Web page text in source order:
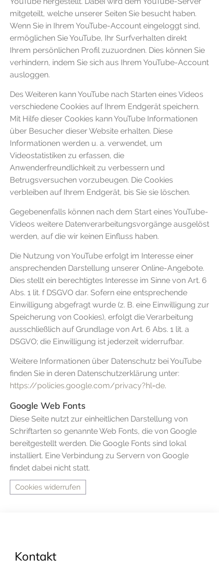
mitgeteilt, welche unserer Seiten Sie besucht haben.
Wenn Sie in Ihrem YouTube-Account eingeloggt sind,
ermöglichen Sie YouTube, Ihr Surfverhalten direkt
Ihrem persönlichen Profil zuzuordnen. Dies können Sie
verhindern, indem Sie sich aus Ihrem YouTube-Account
ausloggen.
Des Weiteren kann YouTube nach Starten eines Videos
verschiedene Cookies auf Ihrem Endgerät speichern.
Mit Hilfe dieser Cookies kann YouTube Informationen
über Besucher dieser Website erhalten. Diese
Informationen werden u. a. verwendet, um
Videostatistiken zu erfassen, die
Anwenderfreundlichkeit zu verbessern und
Betrugsversuchen vorzubeugen. Die Cookies
verbleiben auf Ihrem Endgerät, bis Sie sie löschen.
Gegebenenfalls können nach dem Start eines YouTube-
Videos weitere Datenverarbeitungsvorgänge ausgelöst
werden, auf die wir keinen Einfluss haben.
Die Nutzung von YouTube erfolgt im Interesse einer
ansprechenden Darstellung unserer Online-Angebote.
Dies stellt ein berechtigtes Interesse im Sinne von Art. 6
Abs. 1 lit. f DSGVO dar. Sofern eine entsprechende
Einwilligung abgefragt wurde (z. B. eine Einwilligung zur
Speicherung von Cookies), erfolgt die Verarbeitung
ausschließlich auf Grundlage von Art. 6 Abs. 1 lit. a
DSGVO; die Einwilligung ist jederzeit widerrufbar.
Weitere Informationen über Datenschutz bei YouTube
finden Sie in deren Datenschutzerklärung unter:
https://policies.google.com/privacy?hl=de.
Google Web Fonts
Diese Seite nutzt zur einheitlichen Darstellung von
Schriftarten so genannte Web Fonts, die von Google
bereitgestellt werden. Die Google Fonts sind lokal
installiert. Eine Verbindung zu Servern von Google
findet dabei nicht statt.
Cookies widerrufen
Kontakt